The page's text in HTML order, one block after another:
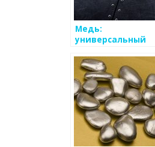
Медь:
универсальный
неограниченными
возможностями